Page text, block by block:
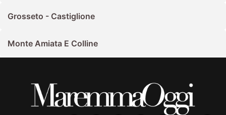
Grosseto - Castiglione
Monte Amiata E Colline